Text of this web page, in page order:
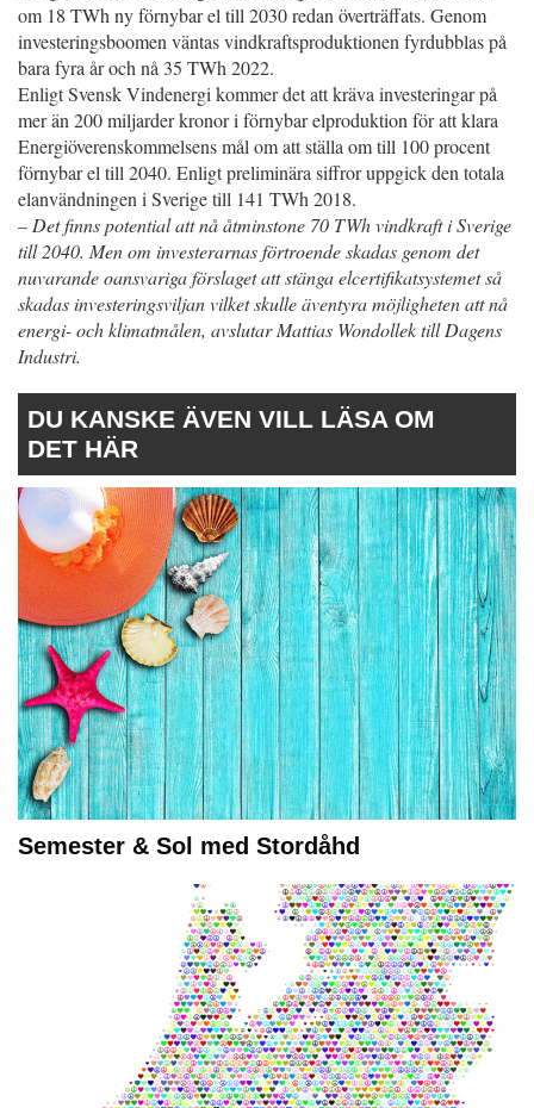
om 18 TWh ny förnybar el till 2030 redan överträffats. Genom
investeringsboomen väntas vindkraftsproduktionen fyrdubblas på
bara fyra år och nå 35 TWh 2022.
Enligt Svensk Vindenergi kommer det att kräva investeringar på
mer än 200 miljarder kronor i förnybar elproduktion för att klara
Energiöverenskommelsens mål om att ställa om till 100 procent
förnybar el till 2040. Enligt preliminära siffror uppgick den totala
elanvändningen i Sverige till 141 TWh 2018.
– Det finns potential att nå åtminstone 70 TWh vindkraft i Sverige
till 2040. Men om investerarnas förtroende skadas genom det
nuvarande oansvariga förslaget att stänga elcertifikatsystemet så
skadas investeringsviljan vilket skulle äventyra möjligheten att nå
energi- och klimatmålen, avslutar Mattias Wondollek till Dagens
Industri.
DU KANSKE ÄVEN VILL LÄSA OM
DET HÄR
Semester & Sol med Stordåhd